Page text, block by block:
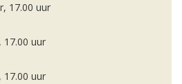
17.00 uur
uur
uur